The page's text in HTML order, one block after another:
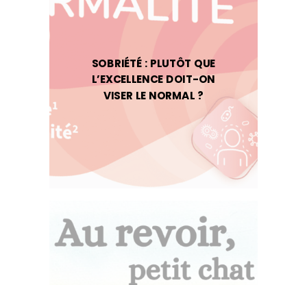
SOBRIÉTÉ : PLUTÔT QUE
L’EXCELLENCE DOIT-ON
VISER LE NORMAL ?